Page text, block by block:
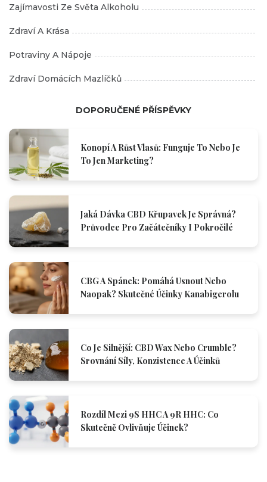
Zajímavosti Ze Světa Alkoholu
Zdraví A Krása
Potraviny A Nápoje
Zdraví Domácích Mazlíčků
DOPORUČENÉ PŘÍSPĚVKY
Konopí A Růst Vlasů: Funguje To Nebo Je
To Jen Marketing?
Jaká Dávka CBD Křupavek Je Správná?
Průvodce Pro Začátečníky I Pokročilé
CBG A Spánek: Pomáhá Usnout Nebo
Naopak? Skutečné Účinky Kanabigerolu
Co Je Silnější: CBD Wax Nebo Crumble?
Srovnání Síly, Konzistence A Účinků
Rozdíl Mezi 9S HHC A 9R HHC: Co
Skutečně Ovlivňuje Účinek?